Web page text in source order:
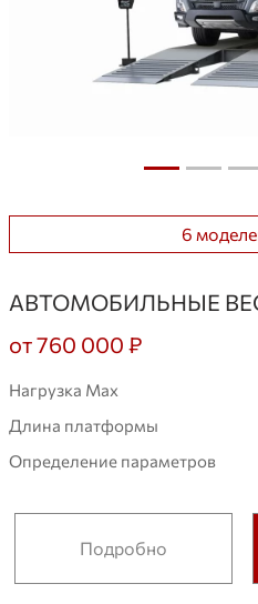
6
АВТОМОБИЛЬНЫЕ
от 760 000 ₽
Нагрузка Max
Длина платформы
Определение параметров
Подробно